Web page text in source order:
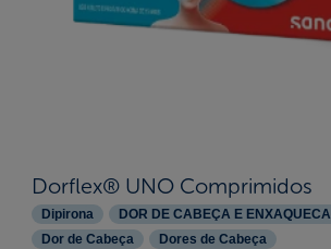
Dorflex® UNO Comprimidos
Dipirona
DOR DE CABEÇA E ENXAQUECA
Dor de Cabeça
Dores de Cabeça